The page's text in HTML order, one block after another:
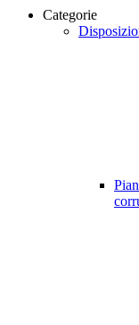
Categorie